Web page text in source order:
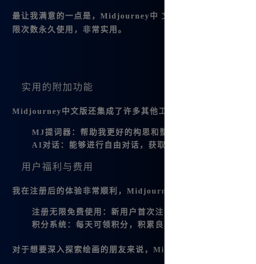
最让我满意的一点是，Midjourney中 文版支持
限次数永久使用，非常实用。
实用的附加功能
Midjourney中文版还集成了许多其他工具，比如：
MJ提词器 ：帮助我更好的构思和整理创意。
AI对话 ：能够进行自由对话，获取灵感，当前版本还支
用户福利与费用
我在注册后的体验非常顺利，Midjourney中文版提供的用户福
注册无限免费使用 ：新用户首次注册可以享受无限量使用
积分系统 ：每天可领积分，积累良多，使我能够创造更多
对于想要深入探索绘画的朋友来说，Midjourney中文版真的